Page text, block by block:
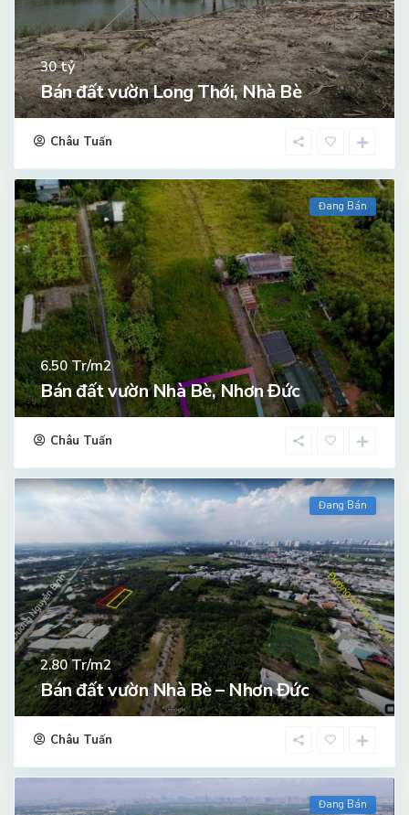
30tỷ
Bán đất vườn Long Thới, Nhà Bè
Châu Tuấn
Đang Bán
6.50Tr/m2
Bán đất vườn Nhà Bè, Nhơn Đức
Châu Tuấn
Đang Bán
2.80Tr/m2
Bán đất vườn Nhà Bè – Nhơn Đức
Châu Tuấn
Đang Bán